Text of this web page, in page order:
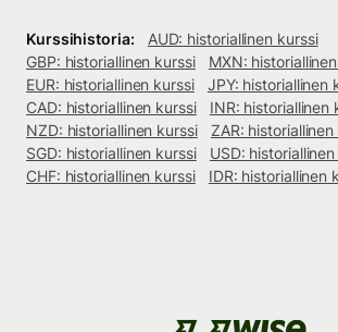
Kurssihistoria:
AUD: historiallinen kurssi
GBP: historiallinen kurssi
MXN:
EUR: historiallinen kurssi
JPY: historiallinen
CAD: historiallinen kurssi
INR: historiallinen
NZD: historiallinen kurssi
ZAR:
SGD: historiallinen kurssi
USD:
CHF: historiallinen kurssi
IDR: historiallinen